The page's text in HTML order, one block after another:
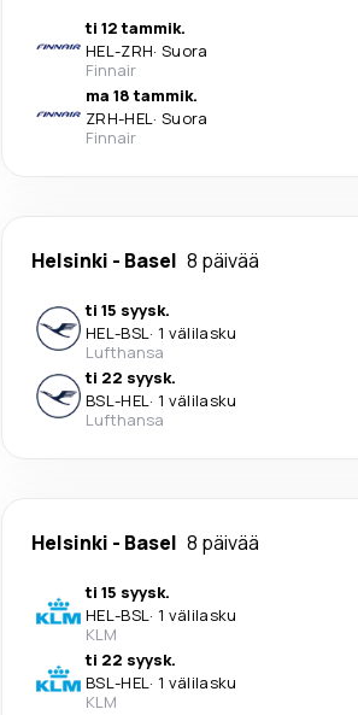
ti 12 tammik.
HEL-ZRH· Suora
Finnair
ma 18 tammik.
ZRH-HEL· Suora
Finnair
Helsinki - Basel 8 päivää
ti 15 syysk.
HEL-BSL· 1 välilasku
Lufthansa
ti 22 syysk.
BSL-HEL· 1 välilasku
Lufthansa
Helsinki - Basel 8 päivää
ti 15 syysk.
HEL-BSL· 1 välilasku
KLM
ti 22 syysk.
BSL-HEL· 1 välilasku
KLM